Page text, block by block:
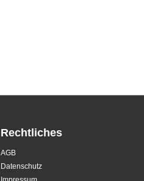
Rechtliches
AGB
Datenschutz